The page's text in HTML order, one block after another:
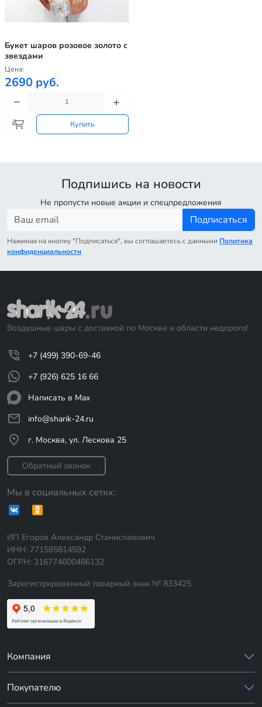
Букет шаров розовое золото с
звездами
Цена:
2690 руб.
Купить
Подпишись на новости
Не пропусти новые акции и спецпредложения
Подписаться
Нажимая на кнопку "Подписаться", вы соглашаетесь с данными Политика
конфиденциальности
Воздушные шары с доставкой по Москве и области недорого!
+7 (499) 390-69-46
+7 (926) 625 16 66
Написать в Max
info@sharik-24.ru
г. Москва, ул. Лескова 25
Обратный звонок
Мы в социальных сетях:
ИП Егоров Александр Станиславович
ИНН: 771585814592
ОГРН: 316774600486132
Зарегистрированный товарный знак № 833425
Компания
Покупателю